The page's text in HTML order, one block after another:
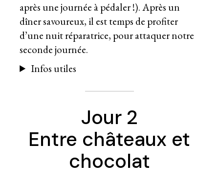
après une journée à pédaler !). Après un
dîner savoureux, il est temps de profiter
d’une nuit réparatrice, pour attaquer notre
seconde journée.
Infos utiles
Jour 2
Entre châteaux et
chocolat